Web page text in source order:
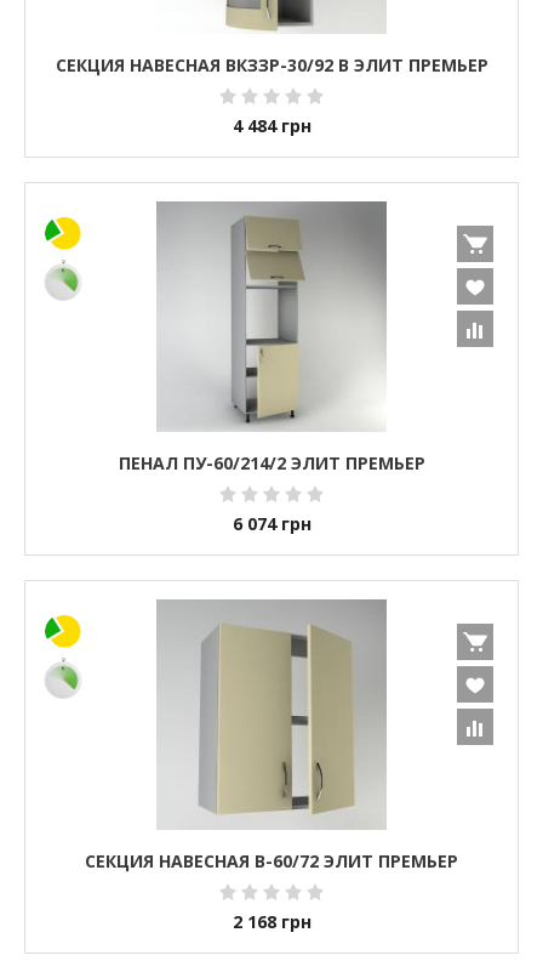
СЕКЦИЯ НАВЕСНАЯ ВКЗЗР-30/92 В ЭЛИТ ПРЕМЬЕР
4 484 грн
ПЕНАЛ ПУ-60/214/2 ЭЛИТ ПРЕМЬЕР
6 074 грн
СЕКЦИЯ НАВЕСНАЯ В-60/72 ЭЛИТ ПРЕМЬЕР
2 168 грн